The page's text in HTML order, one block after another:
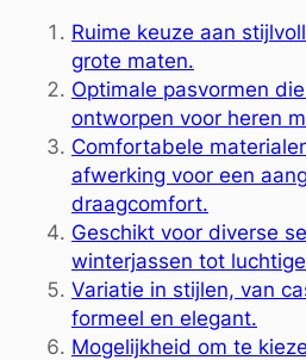
Ruime keuze aan
grote maten.
Optimale pasvormen
ontworpen voor heren
Comfortabele
afwerking voor een
draagcomfort.
Geschikt voor diverse
winterjassen tot
Variatie in stijlen, van
formeel en elegant.
Mogelijkheid om te